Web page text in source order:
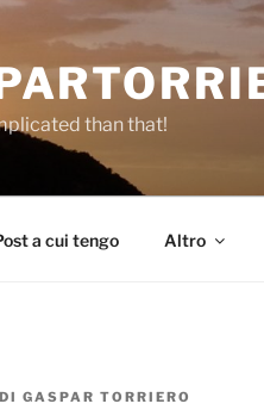
than that!
a cui tengo Altro
DI GASPAR TORRIERO